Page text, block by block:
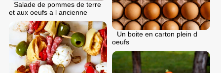
Salade de pommes de terre
et aux oeufs a l ancienne
Un boite en carton plein d
oeufs